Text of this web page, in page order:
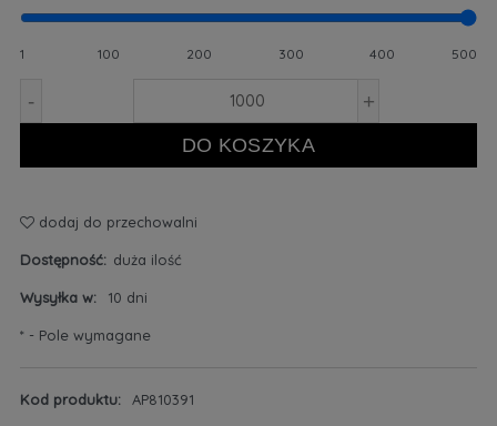
1 100 200 300 400 500
- +
DO KOSZYKA
dodaj do przechowalni
Dostępność: duża ilość
Wysyłka w: 10 dni
* - Pole wymagane
Kod produktu: AP810391